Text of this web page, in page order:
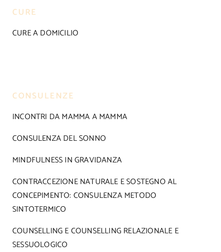
CURE
CURE A DOMICILIO
CONSULENZE
INCONTRI DA MAMMA A MAMMA
CONSULENZA DEL SONNO
MINDFULNESS IN GRAVIDANZA
CONTRACCEZIONE NATURALE E SOSTEGNO AL
CONCEPIMENTO: CONSULENZA METODO
SINTOTERMICO
COUNSELLING E COUNSELLING RELAZIONALE E
SESSUOLOGICO